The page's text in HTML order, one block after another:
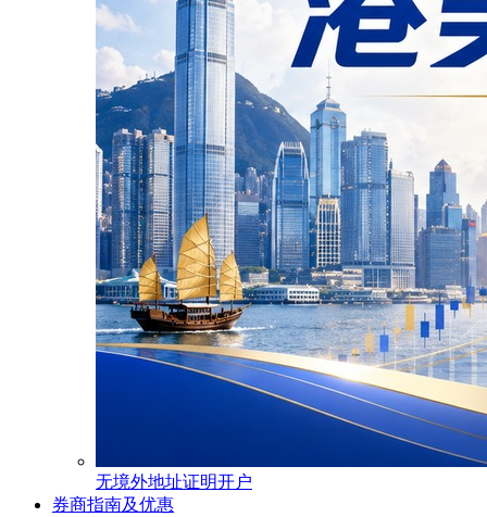
无境外地址证明开户
券商指南及优惠